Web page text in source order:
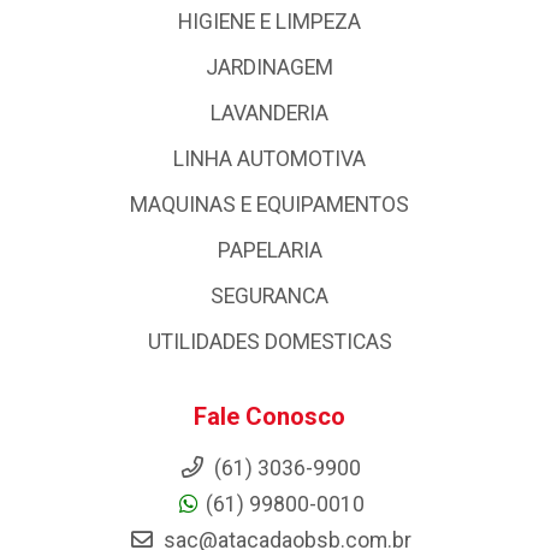
HIGIENE E LIMPEZA
JARDINAGEM
LAVANDERIA
LINHA AUTOMOTIVA
MAQUINAS E EQUIPAMENTOS
PAPELARIA
SEGURANCA
UTILIDADES DOMESTICAS
Fale Conosco
(61) 3036-9900
(61) 99800-0010
sac@atacadaobsb.com.br